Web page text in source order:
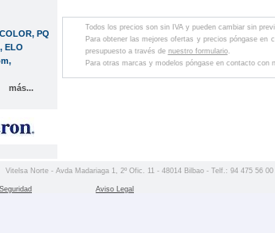
PQ
ELO
más...
Todos los precios son sin IVA y pueden cambiar sin
Para obtener las mejores ofertas y precios póngase en
presupuesto a través de nuestro formulario.
Para otras marcas y modelos póngase en contacto con
Vitelsa Norte - Avda Madariaga 1, 2º Ofic. 11 - 48014 Bilbao - Telf.: 94 475 56
Aviso Legal